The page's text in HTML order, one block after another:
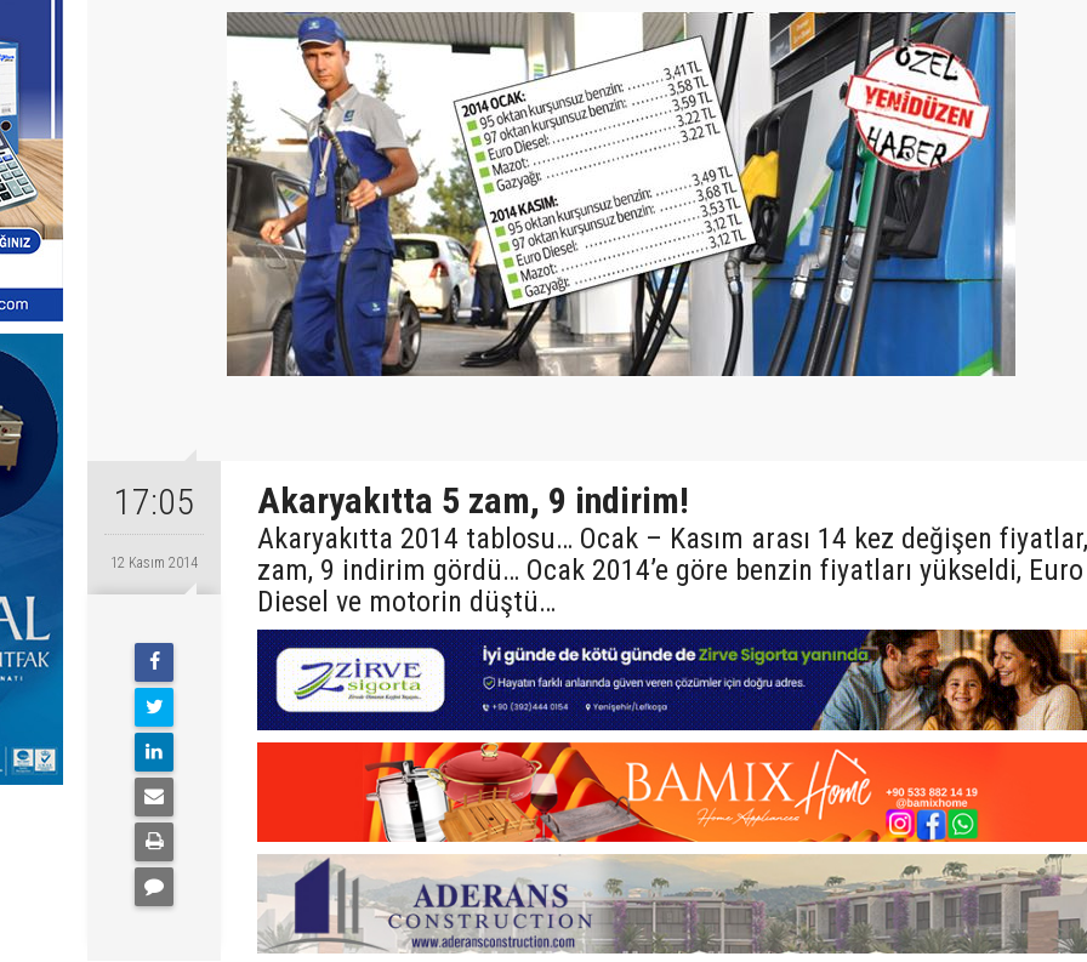
17:05
12 Kasım 2014
Akaryakıtta 5 zam, 9 indirim!
Akaryakıtta 2014 tablosu… Ocak – Kasım arası 14 kez değişen
zam, 9 indirim gördü… Ocak 2014’e göre benzin fiyatları yükseldi, Euro
Diesel ve motorin düştü…